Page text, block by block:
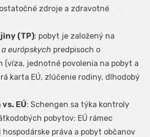
zdroje a zdravotné
(TP): pobyt je založený na
európskych predpisoch o
(víza, jednotné povolenia na pobyt a
karta EÚ, zlúčenie rodiny, dlhodobý
EÚ: Schengen sa týka kontroly
pobytov; EÚ rámec
práva a pobyt občanov